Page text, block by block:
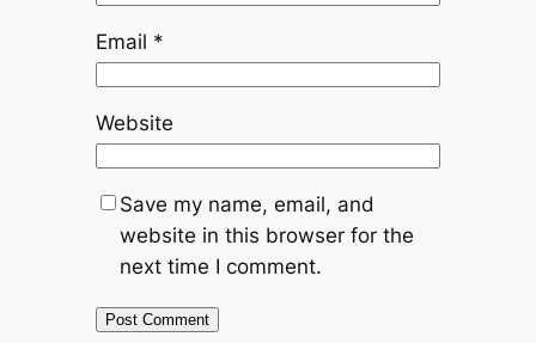
Email *
Website
Save my name, email, and
website in this browser for the
next time I comment.